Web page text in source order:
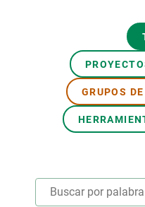
GRUPOS
ÚNETE A NOSOTROS
NOTICIAS Y AGENDA